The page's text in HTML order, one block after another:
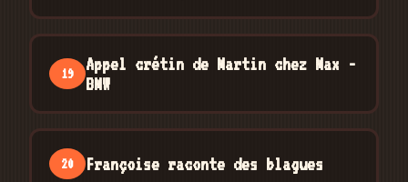
19
Appel crétin de Martin chez Max -
BMW
20 Françoise raconte des blagues